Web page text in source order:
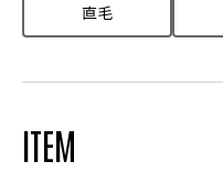
直毛
ITEM